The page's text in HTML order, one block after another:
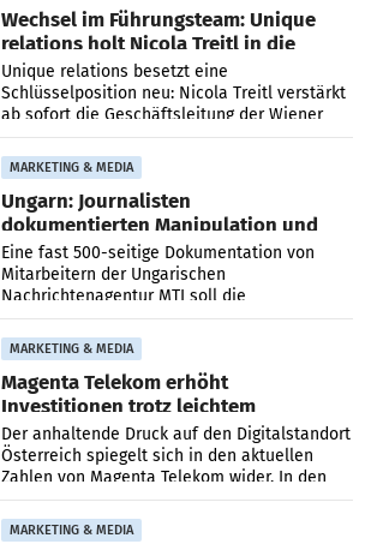
Wechsel im Führungsteam: Unique
relations holt Nicola Treitl in die
Geschäftsleitung
Unique relations besetzt eine
Schlüsselposition neu: Nicola Treitl verstärkt
ab sofort die Geschäftsleitung der Wiener
PR-Agentur an der Seite von Josef Kalina und
Anna Kalina-Mahr.
MARKETING & MEDIA
Ungarn: Journalisten
dokumentierten Manipulation und
Zensur
Eine fast 500-seitige Dokumentation von
Mitarbeitern der Ungarischen
Nachrichtenagentur MTI soll die
systematische Nachrichten-Manipulation und
Zensur bei der Agentur während der Zeit
MARKETING & MEDIA
Magenta Telekom erhöht
Investitionen trotz leichtem
Umsatzrückgang
Der anhaltende Druck auf den Digitalstandort
Österreich spiegelt sich in den aktuellen
Zahlen von Magenta Telekom wider. In den
ersten sechs Monaten des laufenden Jahres
verzeichnete
MARKETING & MEDIA